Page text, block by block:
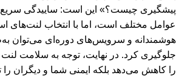
پیشگیری چیست؟» این است: ساییدگی سریع
عوامل مختلف است، اما با انتخاب لنت‌های
هوشمندانه و سرویس‌های دوره‌ای می‌توان
جلوگیری کرد. در نهایت، توجه به سلامت لنت
را کاهش می‌دهد بلکه ایمنی شما و دیگران